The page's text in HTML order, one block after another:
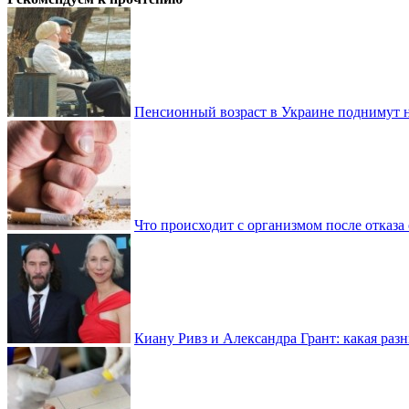
Пенсионный возраст в Украине поднимут
Что происходит с организмом после отказа
Киану Ривз и Александра Грант: какая